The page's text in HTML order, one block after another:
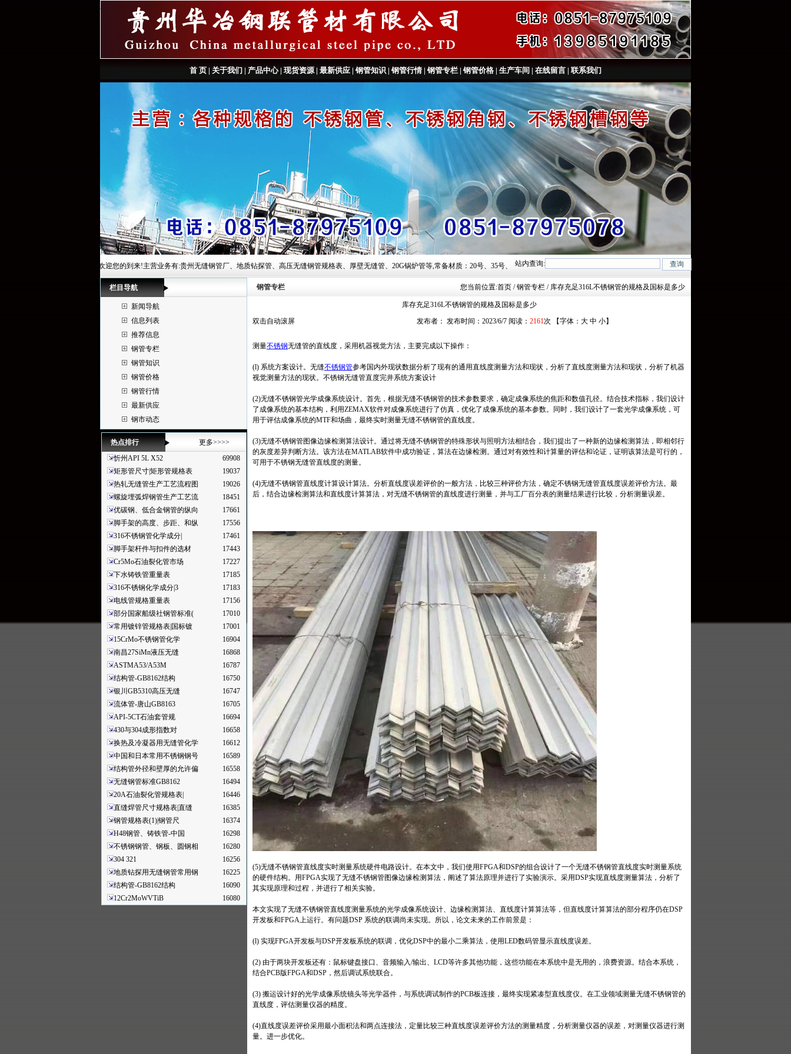
首 页 | 关于我们 | 产品中心| 现货资源| 最新供应 | 钢管知识 | 钢管行情 | 钢管专栏 | 钢管价格 | 生产车间 | 在线留言 | 联系我们
贵州华冶钢联管材有限公司欢迎您的到来!主营业务有:贵州无缝钢管厂、地质钻探管、高压无缝钢管规格表、厚壁无缝管、20G锅炉管等,常备材质：20号、35号、45号、20G、40Cr、20Cr、16Mn-45Mn、27SiMn、Cr5Mo、12CrMo(T12)、12Cr1MoV、
站内查询:
栏目导航
新闻导航
信息列表
推荐信息
钢管专栏
钢管知识
钢管价格
钢管行情
最新供应
钢市动态
热点排行
更多>>>>
忻州API 5L X52
69908
矩形管尺寸|矩形管规格表
19037
热轧无缝管生产工艺流程图
19026
螺旋埋弧焊钢管生产工艺流
18451
优碳钢、低合金钢管的纵向
17661
脚手架的高度、步距、和纵
17556
316不锈钢管化学成分|
17461
脚手架杆件与扣件的选材
17443
Cr5Mo石油裂化管市场
17227
下水铸铁管重量表
17185
316不锈钢化学成分|3
17183
电线管规格重量表
17156
部分国家船级社钢管标准(
17010
常用镀锌管规格表|国标镀
17001
15CrMo不锈钢管化学
16904
南昌27SiMn液压无缝
16868
ASTMA53/A53M
16787
结构管-GB8162结构
16750
银川GB5310高压无缝
16747
流体管-唐山GB8163
16705
API-5CT石油套管规
16694
430与304成形指数对
16658
换热及冷凝器用无缝管化学
16612
中国和日本常用不锈钢钢号
16589
结构管外径和壁厚的允许偏
16558
无缝钢管标准GB8162
16494
20A石油裂化管规格表|
16446
直缝焊管尺寸规格表|直缝
16385
钢管规格表(1)|钢管尺
16374
H48钢管、铸铁管-中国
16298
不锈钢钢管、钢板、圆钢相
16280
304 321
16256
地质钻探用无缝钢管常用钢
16225
结构管-GB8162结构
16090
12Cr2MoWVTiB
16080
钢管专栏 您当前位置:首页 / 钢管专栏 / 库存充足316L不锈钢管的规格及国标是多少
库存充足316L不锈钢管的规格及国标是多少
双击自动滚屏
发布者： 发布时间：2023/6/7 阅读： 2161次 【字体： 大 中 小】
测量不锈钢无缝管的直线度，采用机器视觉方法，主要完成以下操作：
(l) 系统方案设计。无缝不锈钢管参考国内外现状数据分析了现有的通用直线度测量方法和现状，分析了直线度测量方法和现状，分析了机器
视觉测量方法的现状。不锈钢无缝管直度完井系统方案设计
(2)无缝不锈钢管光学成像系统设计。首先，根据无缝不锈钢管的技术参数要求，确定成像系统的焦距和数值孔径。结合技术指标，我们设计
了成像系统的基本结构，利用ZEMAX软件对成像系统进行了仿真，优化了成像系统的基本参数。同时，我们设计了一套光学成像系统，可
用于评估成像系统的MTF和场曲，最终实时测量无缝不锈钢管的直线度。
(3)无缝不锈钢管图像边缘检测算法设计。通过将无缝不锈钢管的特殊形状与照明方法相结合，我们提出了一种新的边缘检测算法，即相邻行
的灰度差异判断方法。该方法在MATLAB软件中成功验证，算法在边缘检测。通过对有效性和计算量的评估和论证，证明该算法是可行的，
可用于不锈钢无缝管直线度的测量。
(4)无缝不锈钢管直线度计算设计算法。分析直线度误差评价的一般方法，比较三种评价方法，确定不锈钢无缝管直线度误差评价方法。最
后，结合边缘检测算法和直线度计算算法，对无缝不锈钢管的直线度进行测量，并与工厂百分表的测量结果进行比较，分析测量误差。
(5)无缝不锈钢管直线度实时测量系统硬件电路设计。在本文中，我们使用FPGA和DSP的组合设计了一个无缝不锈钢管直线度实时测量系统
的硬件结构。用FPGA实现了无缝不锈钢管图像边缘检测算法，阐述了算法原理并进行了实验演示。采用DSP实现直线度测量算法，分析了
其实现原理和过程，并进行了相关实验。
本文实现了无缝不锈钢管直线度测量系统的光学成像系统设计、边缘检测算法、直线度计算算法等，但直线度计算算法的部分程序仍在DSP
开发板和FPGA上运行。有问题DSP 系统的联调尚未实现。所以，论文未来的工作前景是：
(l) 实现FPGA开发板与DSP开发板系统的联调，优化DSP中的最小二乘算法，使用LED数码管显示直线度误差。
(2) 由于两块开发板还有：鼠标键盘接口、音频输入/输出、LCD等许多其他功能，这些功能在本系统中是无用的，浪费资源。结合本系统，
结合PCB版FPGA和DSP，然后调试系统联合。
(3) 搬运设计好的光学成像系统镜头等光学器件，与系统调试制作的PCB板连接，最终实现紧凑型直线度仪。在工业领域测量无缝不锈钢管的
直线度，评估测量仪器的精度。
(4)直线度误差评价采用最小面积法和两点连接法，定量比较三种直线度误差评价方法的测量精度，分析测量仪器的误差，对测量仪器进行测
量。进一步优化。